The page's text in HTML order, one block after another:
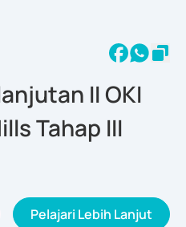
II OKI
Tahap III
Pelajari Lebih Lanjut